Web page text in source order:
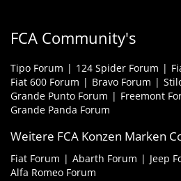
FCA Community's
Tipo Forum 124 Spider Forum
Fiat 600 Forum
Bravo Forum
Grande Punto Forum
Freemont
Grande Panda Forum
Weitere FCA Konzen Marken
Fiat Forum Abarth Forum Jeep
Alfa Romeo Forum